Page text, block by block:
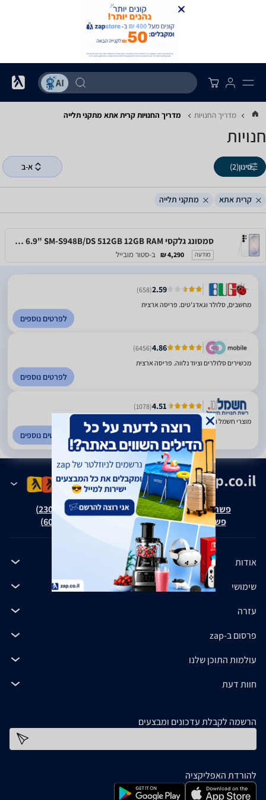
מדריך החנויות מדריך החנויות ‏קרית אתא ‏מתקני תלייה
חנויות
סינון(2) א-ב
קרית אתא מתקני תלייה
סמסונג גלקסי Samsung Galaxy S26 Ultra 6.9" SM-S948B/DS 512GB 12GB RAM
מודעה 4,290 ₪ ב-סטור מובייל
2.59
(658)
מחשבים, סלולר וגאדג'טים. פריסה ארצית
לפרטים נוספים
4.86
(6456)
מכשירים סלולרים וציוד נלווה. פריסה ארצית
לפרטים נוספים
4.51
(1078)
מוצרי חשמל ואלקטרוניקה. פריסה ארצית
לפרטים נוספים
פשרה בת"צ אבנצ'יק נ' זאפ גרופ (ת"צ 23008-08-20)
פשרה בת"צ כהנים נ' זאפ גרופ (ת"צ 60371-12-19)
אודות
שימושי
עזרה
פרסום ב-zap
עולמות התוכן שלנו
חוות דעת
הרשמה לקבלת עדכונים ומבצעים
להורדת האפליקציה